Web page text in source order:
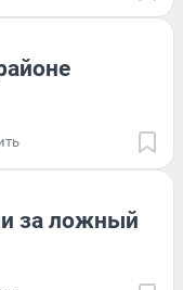
за ложный